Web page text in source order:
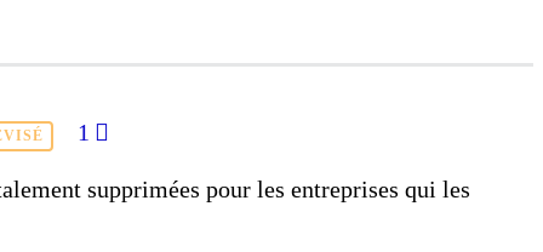
1
supprimées pour les entreprises qui les